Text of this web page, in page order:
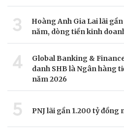
3
Hoàng Anh Gia Lai lãi
năm, dòng tiền kinh
4
Global Banking &
danh SHB là Ngân hàng
năm 2026
5 PNJ lãi gần 1.200 tỷ đồng